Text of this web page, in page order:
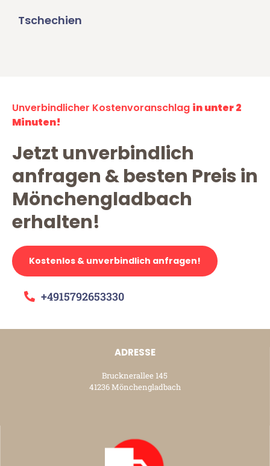
Tschechien
Unverbindlicher Kostenvoranschlag in unter 2
Minuten!
Jetzt unverbindlich
anfragen & besten Preis in
Mönchengladbach
erhalten!
Kostenlos & unverbindlich anfragen!
+4915792653330
ADRESSE
Brucknerallee 145
41236 Mönchengladbach